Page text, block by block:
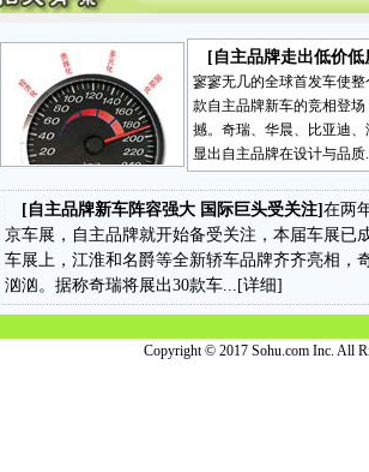
[自主品牌走出低价低
寥寥无几的全球首发车使
款自主品牌新车的竞相登
撼。奇瑞、华晨、比亚迪
显出自主品牌在设计与品质
[自主品牌新车阵容强大 国际巨头受关注] 在两
京车展，自主品牌就开始备受关注，本届车展已
车展上，江淮和名爵等全新轿车品牌齐齐亮相，
汹汹。据称奇瑞将展出30款车...[详细]
Copyright © 2017 Sohu.com Inc. All